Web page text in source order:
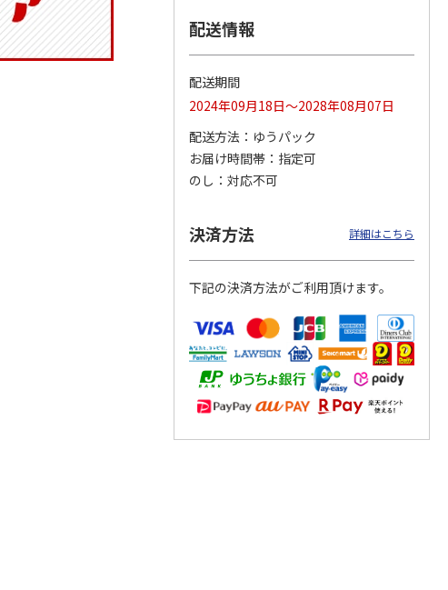
〈ソロソロ〉パーフ
ェクトＵＶジェル
２本
3,980円
(送料・税込)
3,980円
(送料・税込)
配送情報
配送期間
2024年09月18日～2028年08月07日
配送方法
ゆうパック
お届け時間帯
指定可
のし
対応不可
決済方法 詳細はこちら
下記の決済方法がご利用頂けます。